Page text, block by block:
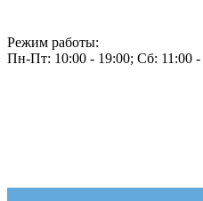
Режим работы:
Пн-Пт: 10:00 - 19:00; Сб: 11:00 -